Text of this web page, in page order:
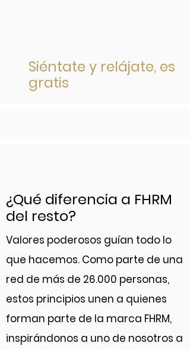
Siéntate y relájate, es
gratis
¿Qué diferencia a FHRM
del resto?
Valores poderosos guían todo lo
que hacemos. Como parte de una
red de más de 26.000 personas,
estos principios unen a quienes
forman parte de la marca FHRM,
inspirándonos a uno de nosotros a